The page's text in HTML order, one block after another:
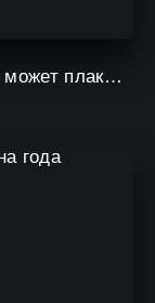
Дьявол может плакать